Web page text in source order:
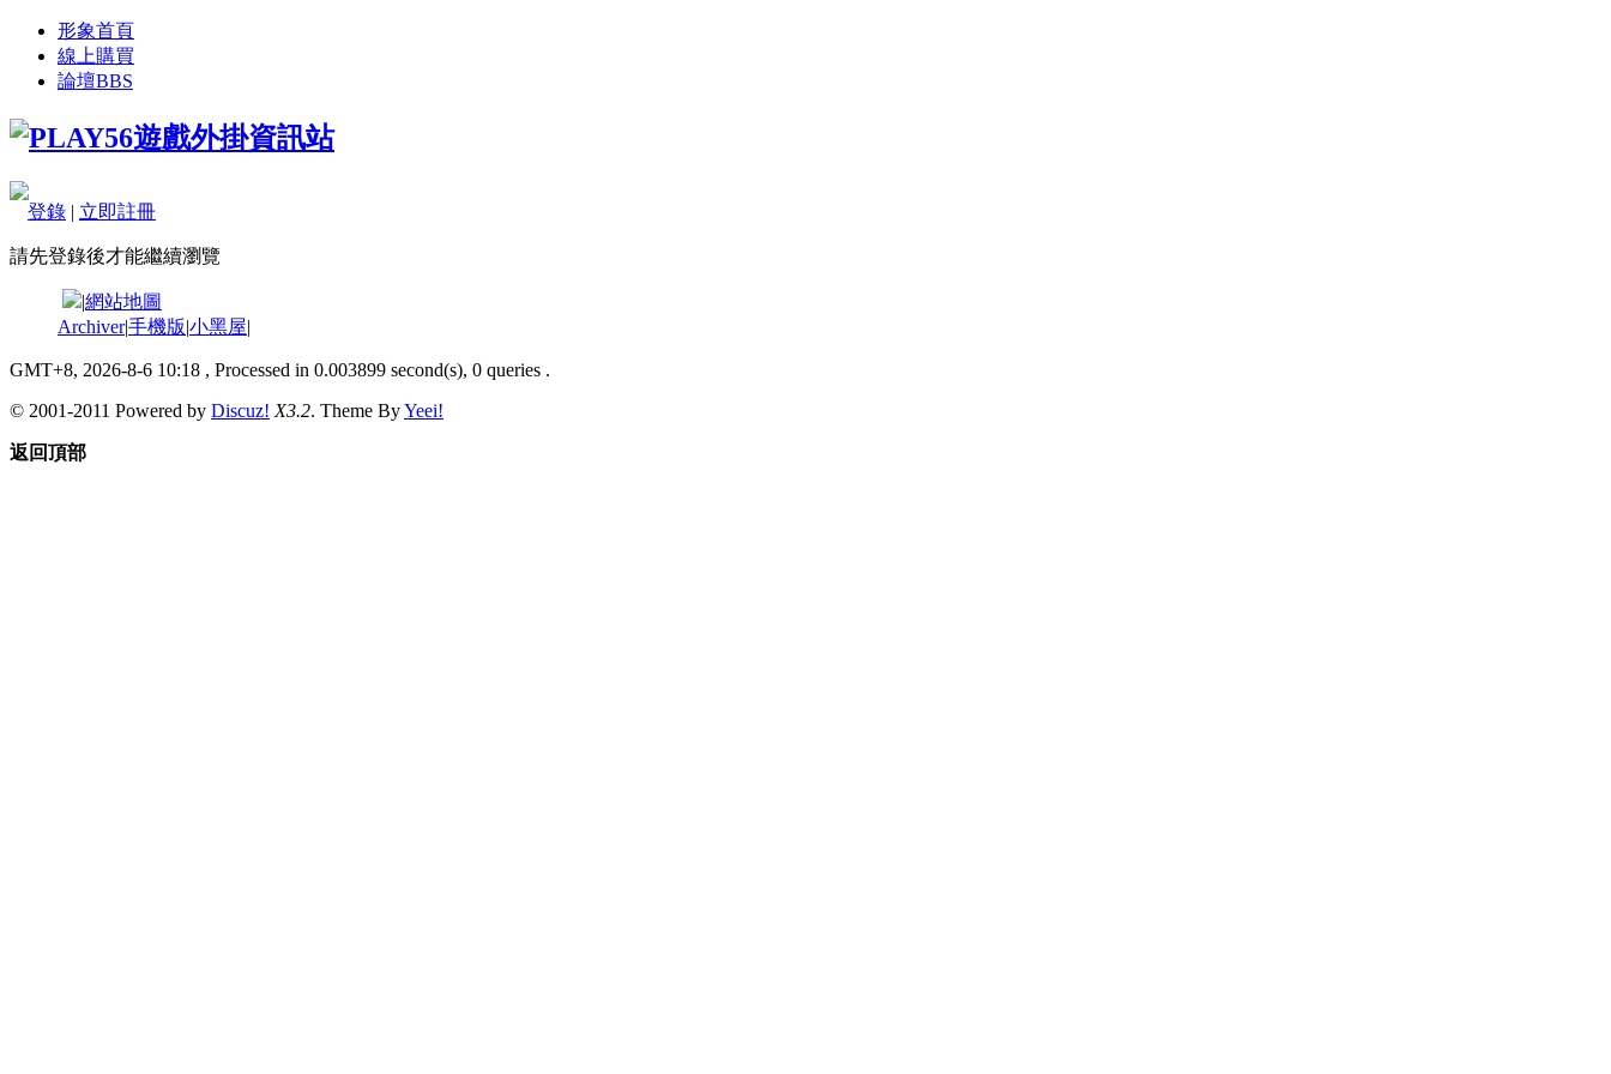
形象首頁
線上購買
論壇BBS
登錄 | 立即註冊
請先登錄後才能繼續瀏覽
|網站地圖
Archiver|手機版|小黑屋|
GMT+8, 2026-8-6 10:18 , Processed in 0.003899 second(s), 0 queries .
© 2001-2011 Powered by Discuz! X3.2. Theme ByYeei!
返回頂部